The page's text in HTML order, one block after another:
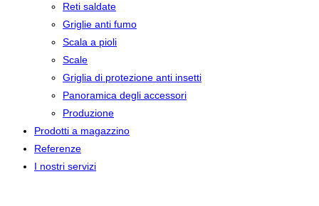
Reti saldate
Griglie anti fumo
Scala a pioli
Scale
Griglia di protezione anti insetti
Panoramica degli accessori
Produzione
Prodotti a magazzino
Referenze
I nostri servizi